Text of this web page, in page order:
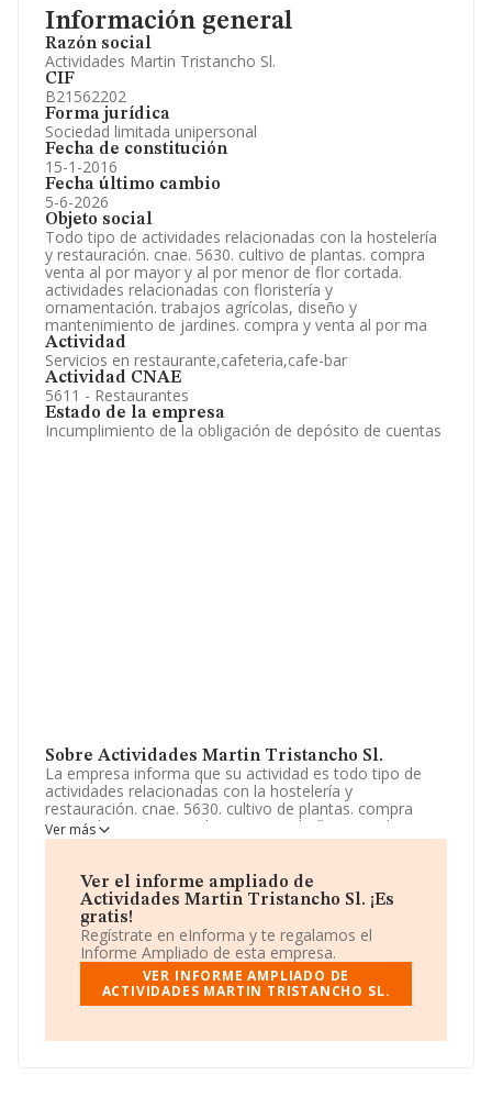
Información general
Razón social
Actividades Martin Tristancho Sl.
CIF
B21562202
Forma jurídica
Sociedad limitada unipersonal
Fecha de constitución
15-1-2016
Fecha último cambio
5-6-2026
Objeto social
Todo tipo de actividades relacionadas con la hostelería
y restauración. cnae. 5630. cultivo de plantas. compra
venta al por mayor y al por menor de flor cortada.
actividades relacionadas con floristería y
ornamentación. trabajos agrícolas, diseño y
mantenimiento de jardines. compra y venta al por ma
Actividad
Servicios en restaurante,cafeteria,cafe-bar
Actividad CNAE
5611 - Restaurantes
Estado de la empresa
Incumplimiento de la obligación de depósito de cuentas
Sobre Actividades Martin Tristancho Sl.
La empresa informa que su actividad es todo tipo de
actividades relacionadas con la hostelería y
restauración. cnae. 5630. cultivo de plantas. compra
venta al por mayor y al por menor de flor cortada.
actividades relacionadas con floristería y
mantenimiento de jardines. compra y venta al por ma.
La empresa aparece inscrita en el Registro Mercantil
como Sociedad Limitada. Clasifica su actividad CNAE
como '%cnae%', código 5611. La compañía no tiene
actividad en mercados exteriores.
La empresaActividades Martin Tristancho S.L
CIF B21562202, tiene domicilio fiscal en Calle Huelva
Ver más
Ver el informe ampliado de
Actividades Martin Tristancho Sl. ¡Es
gratis!
Regístrate en eInforma y te regalamos el
Informe Ampliado de esta empresa.
VER INFORME AMPLIADO DE
ACTIVIDADES MARTIN TRISTANCHO SL.
Información oficial y registral complementaria.